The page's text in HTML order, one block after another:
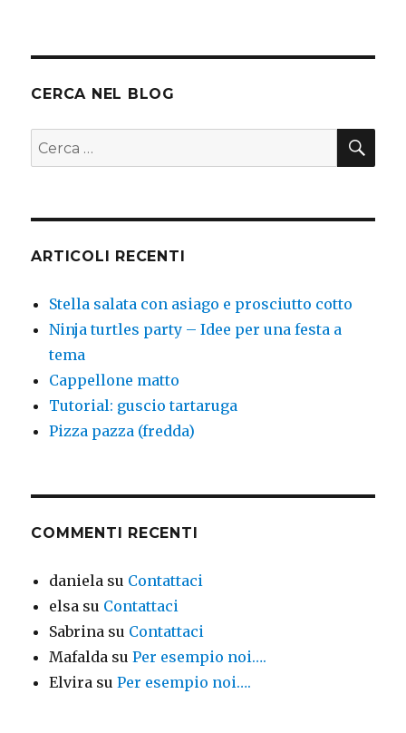
Idee
una
a
CERCA NEL BLOG
Cerca:
ARTICOLI RECENTI
Stella salata con asiago e prosciutto cotto
Ninja turtles party – Idee per una festa a
tema
Cappellone matto
Tutorial: guscio tartaruga
Pizza pazza (fredda)
COMMENTI RECENTI
daniela su Contattaci
elsa su Contattaci
Sabrina su Contattaci
Mafalda suPer esempio noi….
Elvira suPer esempio noi….